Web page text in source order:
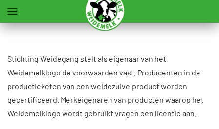
Terug naar hoofdinhoud
Stichting Weidegang stelt als eigenaar van het
Weidemelklogo de voorwaarden vast. Producenten in de
productieketen van een weidezuivelproduct worden
gecertificeerd. Merkeigenaren van producten waarop het
Weidemelklogo wordt gebruikt vragen een licentie aan.